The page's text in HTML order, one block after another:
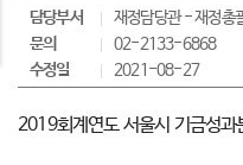
담당부서 재정담당관
재정총
문의
02-2133-6868
수정일
2021-08-27
2019회계연도 서울시 기금성과